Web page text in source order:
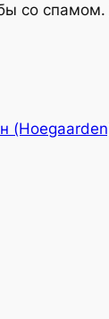
со спамом.